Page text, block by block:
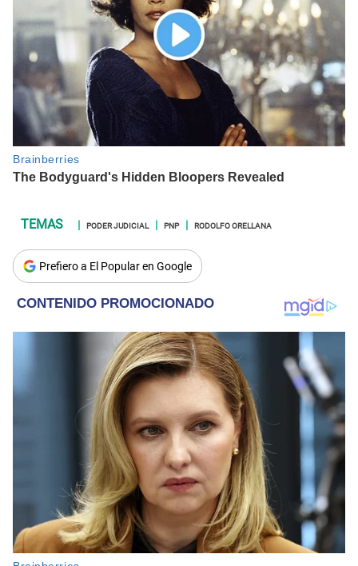
PODER JUDICIAL PNP RODOLFO ORELLANA
Prefiero a El Popular en Google